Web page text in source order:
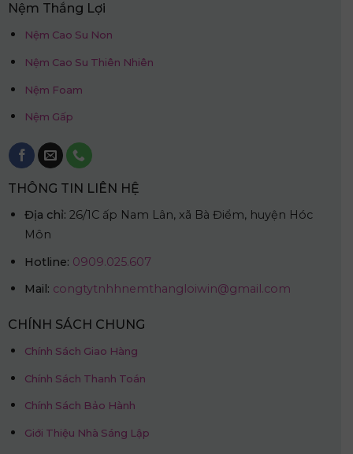
Nệm Thắng Lợi
Nệm Cao Su Non
Nệm Cao Su Thiên Nhiên
Nệm Foam
Nệm Gấp
THÔNG TIN LIÊN HỆ
Địa chỉ: 26/1C ấp Nam Lân, xã Bà Điểm, huyện Hóc
Môn
Hotline: 0909.025.607
Mail: congtytnhhnemthangloiwin@gmail.com
CHÍNH SÁCH CHUNG
Chính Sách Giao Hàng
Chính Sách Thanh Toán
Chính Sách Bảo Hành
Giới Thiệu Nhà Sáng Lập